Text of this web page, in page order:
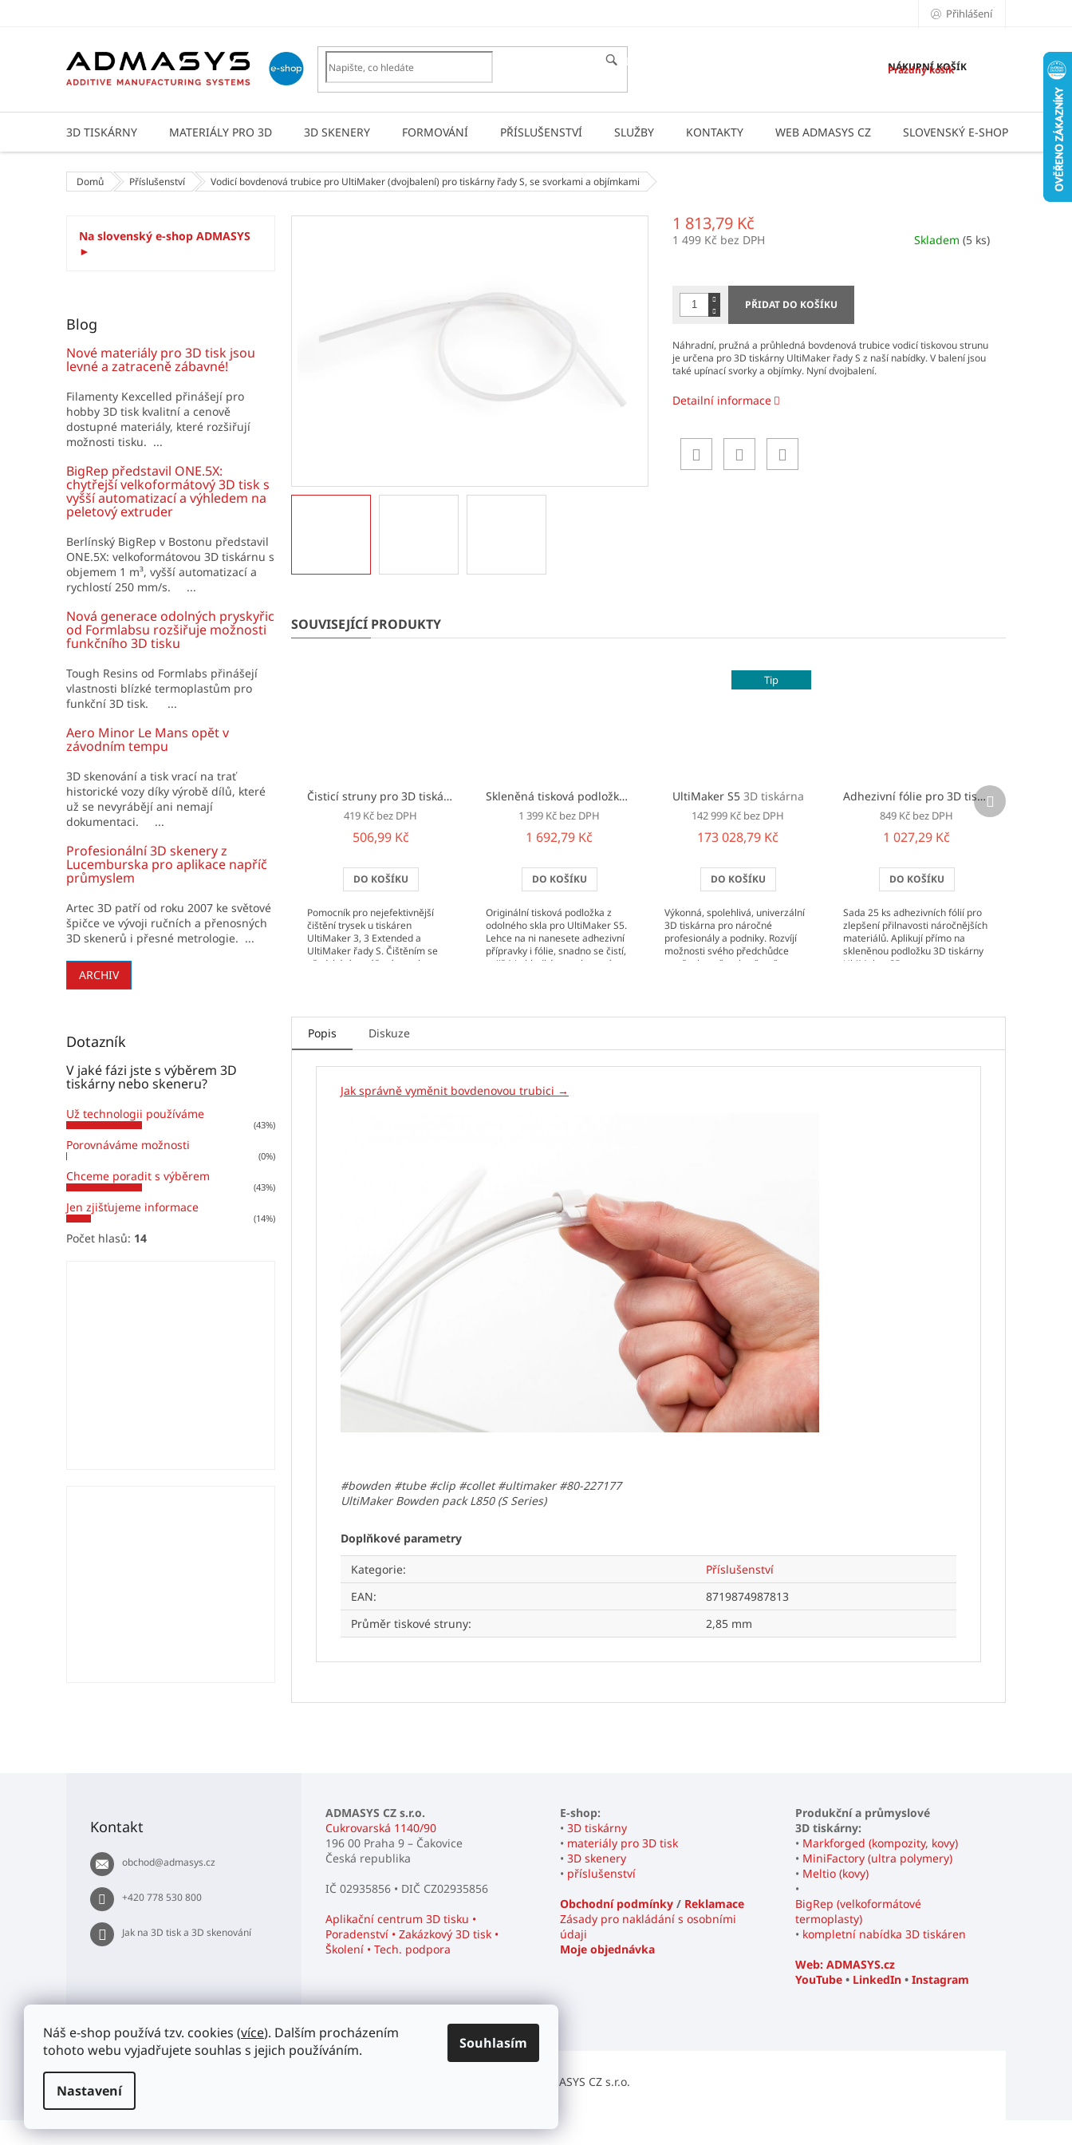
Náš e-shop používá tzv. cookies (více). Dalším procházením
tohoto webu vyjadřujete souhlas s jejich používáním.
Nastavení
Souhlasím
Přihlášení
HLEDAT NÁKUPNÍ KOŠÍK
Prázdný košík
3D TISKÁRNY MATERIÁLY PRO 3D 3D SKENERY FORMOVÁNÍ PŘÍSLUŠENSTVÍ SLUŽBY KONTAKTY WEB ADMASYS CZ SLOVENSKÝ E-SHOP
Domů Příslušenství Vodicí bovdenová trubice pro UltiMaker (dvojbalení) pro tiskárny řady S, se svorkami a objímkami
n
n
í
a
n
e
l
Na slovenský e-shop ADMASYS
►
Blog
Nové materiály pro 3D tisk jsou
levné a zatraceně zábavné!
Filamenty Kexcelled přinášejí pro
hobby 3D tisk kvalitní a cenově
dostupné materiály, které rozšiřují
možnosti tisku. ...
BigRep představil ONE.5X:
chytřejší velkoformátový 3D tisk s
vyšší automatizací a výhledem na
peletový extruder
Berlínský BigRep v Bostonu představil
ONE.5X: velkoformátovou 3D tiskárnu s
objemem 1 m³, vyšší automatizací a
rychlostí 250 mm/s. ...
Nová generace odolných pryskyřic
od Formlabsu rozšiřuje možnosti
funkčního 3D tisku
Tough Resins od Formlabs přinášejí
vlastnosti blízké termoplastům pro
funkční 3D tisk. ...
Aero Minor Le Mans opět v
závodním tempu
3D skenování a tisk vrací na trať
historické vozy díky výrobě dílů, které
už se nevyrábějí ani nemají
dokumentaci. ...
Profesionální 3D skenery z
Lucemburska pro aplikace napříč
průmyslem
Artec 3D patří od roku 2007 ke světové
špičce ve vývoji ručních a přenosných
3D skenerů i přesné metrologie. ...
ARCHIV
Dotazník
V jaké fázi jste s výběrem 3D
tiskárny nebo skeneru?
Už technologii používáme
(43%)
Porovnáváme možnosti
(0%)
Chceme poradit s výběrem
(43%)
Jen zjišťujeme informace
(14%)
Počet hlasů: 14
1 813,79 Kč
1 499 Kč bez DPH
Skladem (5 ks)
PŘIDAT DO KOŠÍKU
Náhradní, pružná a průhledná bovdenová trubice vodicí tiskovou strunu
je určena pro 3D tiskárny UltiMaker řady S z naší nabídky. V balení jsou
také upínací svorky a objímky. Nyní dvojbalení.
Detailní informace
SOUVISEJÍCÍ PRODUKTY
Čisticí struny pro 3D tiskárny UltiMaker
419 Kč bez DPH
506,99 Kč
DO KOŠÍKU
Pomocník pro nejefektivnější
čištění trysek u tiskáren
UltiMaker 3, 3 Extended a
UltiMaker řady S. Čištěním se
předchází zanášení trysek u
Skleněná tisková podložka pro UltiMaker S5
1 399 Kč bez DPH
1 692,79 Kč
DO KOŠÍKU
Originální tisková podložka z
odolného skla pro UltiMaker S5.
Lehce na ni nanesete adhezivní
přípravky i fólie, snadno se čistí,
zajišťuje hladký povrch první
Tip
UltiMaker S5 3D tiskárna
142 999 Kč bez DPH
173 028,79 Kč
DO KOŠÍKU
Výkonná, spolehlivá, univerzální
3D tiskárna pro náročné
profesionály a podniky. Rozvíjí
možnosti svého předchůdce
ve všech směrech, včetně
Adhezivní fólie pro 3D tiskárnu UltiMaker S5
849 Kč bez DPH
1 027,29 Kč
DO KOŠÍKU
Sada 25 ks adhezivních fólií pro
zlepšení přilnavosti náročnějších
materiálů. Aplikují přímo na
skleněnou podložku 3D tiskárny
UltiMaker S5 .
Další
produkt
Popis Diskuze
Jak správně vyměnit bovdenovou trubici →
#bowden #tube #clip #collet #ultimaker #80-227177
UltiMaker Bowden pack L850 (S Series)
Doplňkové parametry
Kategorie:
Příslušenství
EAN:
8719874987813
Průměr tiskové struny: 2,85 mm
Kontakt
obchod@admasys.cz
+420 778 530 800
Jak na 3D tisk a 3D skenování
ADMASYS CZ s.r.o.
Cukrovarská 1140/90
196 00 Praha 9 – Čakovice
Česká republika
IČ 02935856 • DIČ CZ02935856
Aplikační centrum 3D tisku •
Poradenství • Zakázkový 3D tisk •
Školení • Tech. podpora
E-shop:
• 3D tiskárny
• materiály pro 3D tisk
• 3D skenery
• příslušenství
Obchodní podmínky / Reklamace
Zásady pro nakládání s osobními
údaji
Moje objednávka
Produkční a průmyslové
3D tiskárny:
• Markforged (kompozity, kovy)
• MiniFactory (ultra polymery)
• Meltio (kovy)
•
BigRep (velkoformátové
termoplasty)
• kompletní nabídka 3D tiskáren
Web: ADMASYS.cz
YouTube• LinkedIn• Instagram
Web společnosti ADMASYS CZ s.r.o.